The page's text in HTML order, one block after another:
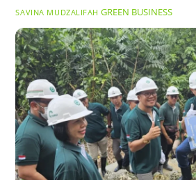
SAVINA MUDZALIFAH GREEN BUSINESS